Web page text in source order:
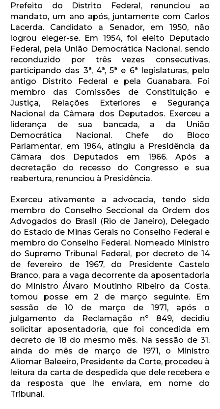
Prefeito do Distrito Federal, renunciou ao
mandato, um ano após, juntamente com Carlos
Lacerda. Candidato a Senador, em 1950, não
logrou eleger-se. Em 1954, foi eleito Deputado
Federal, pela União Democrática Nacional, sendo
reconduzido por três vezes consecutivas,
participando das 3ª, 4ª, 5ª e 6ª legislaturas, pelo
antigo Distrito Federal e pela Guanabara. Foi
membro das Comissões de Constituição e
Justiça, Relações Exteriores e Segurança
Nacional da Câmara dos Deputados. Exerceu a
liderança de sua bancada, a da União
Democrática Nacional. Chefe do Bloco
Parlamentar, em 1964, atingiu a Presidência da
Câmara dos Deputados em 1966. Após a
decretação do recesso do Congresso e sua
reabertura, renunciou à Presidência.
Exerceu ativamente a advocacia, tendo sido
membro do Conselho Seccional da Ordem dos
Advogados do Brasil (Rio de Janeiro), Delegado
do Estado de Minas Gerais no Conselho Federal e
membro do Conselho Federal. Nomeado Ministro
do Supremo Tribunal Federal, por decreto de 14
de fevereiro de 1967, do Presidente Castelo
Branco, para a vaga decorrente da aposentadoria
do Ministro Álvaro Moutinho Ribeiro da Costa,
tomou posse em 2 de março seguinte. Em
sessão de 10 de março de 1971, após o
julgamento da Reclamação nº 849, decidiu
solicitar aposentadoria, que foi concedida em
decreto de 18 do mesmo mês. Na sessão de 31,
ainda do mês de março de 1971, o Ministro
Aliomar Baleeiro, Presidente da Corte, procedeu à
leitura da carta de despedida que dele recebera e
da resposta que lhe enviara, em nome do
Tribunal.